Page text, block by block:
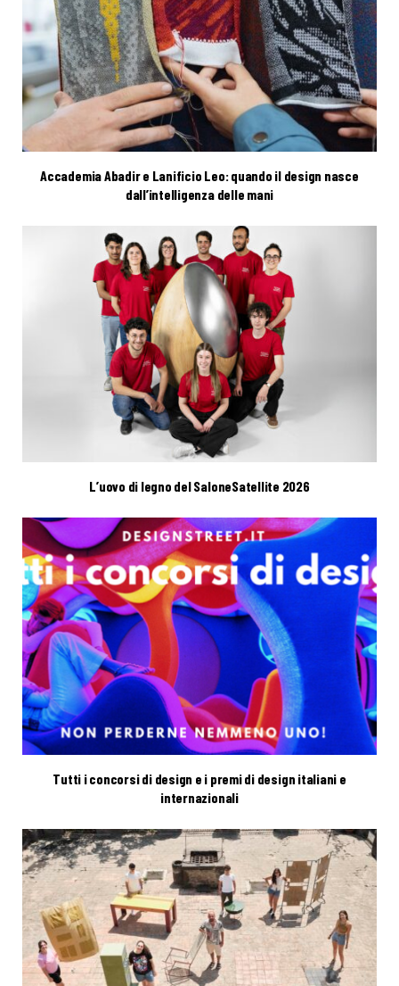
Accademia Abadir e Lanificio Leo: quando il design nasce
dall’intelligenza delle mani
L’uovo di legno del SaloneSatellite 2026
Tutti i concorsi di design e i premi di design italiani e
internazionali